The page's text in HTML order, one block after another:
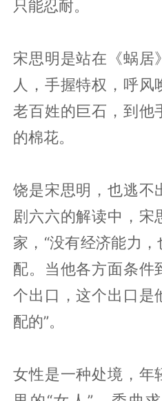
只能忍耐。
宋思明是站在《蜗居
人，手握特权，呼
老百姓的巨石，到他
的棉花。
饶是宋思明，也逃不
剧六六的解读中，宋
家，“没有经济能力
配。当他各方面条件
个出口，这个出口是
配的”。
女性是一种处境，年